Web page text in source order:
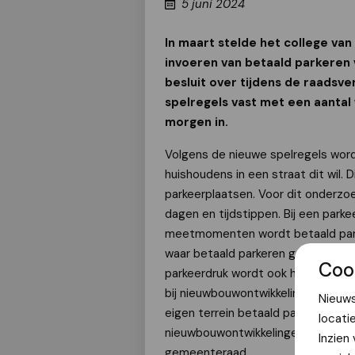
Inzien
5 juni 2024
In maart stelde het college
invoeren van betaald
besluit over tijdens de
spelregels vast met een aantal
morgen in.
Volgens de nieuwe spelregels
huishoudens in een straat dit wil.
parkeerplaatsen. Voor dit
dagen en tijdstippen. Bij een
meetmomenten wordt betaald
waar betaald parkeren geldt,
parkeerdruk wordt ook hier
bij nieuwbouwontwikkelingen met
eigen terrein betaald parkeren
nieuwbouwontwikkelingen met